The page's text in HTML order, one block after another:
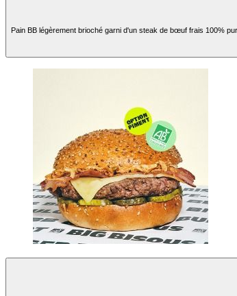
Pain BB légèrement brioché garni d'un steak de bœuf frais 100%